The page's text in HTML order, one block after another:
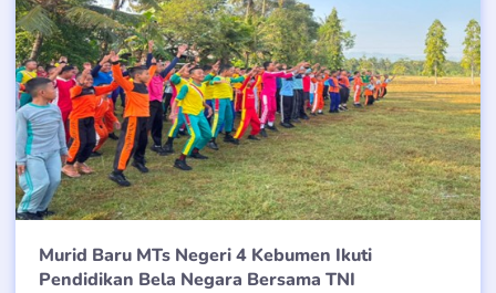
Murid Baru MTs Negeri 4 Kebumen Ikuti
Pendidikan Bela Negara Bersama TNI